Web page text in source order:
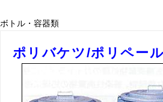
ボトル・容器類
ポリバケツ/ポリペー